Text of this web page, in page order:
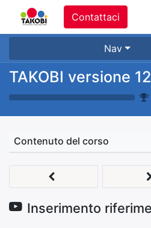
Contattaci
Nav
TAKOBI versione 12
Contenuto del corso